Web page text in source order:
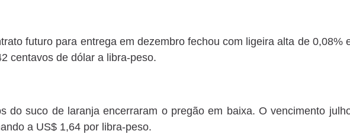
o futuro para entrega em dezembro fechoucom ligeiraalta de 0,08%
centavos de dólar a libra-peso.
do suco de laranja encerraram o pregão em baixa. O vencimento
a US$ 1,64 por libra-peso.